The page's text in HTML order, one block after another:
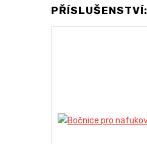
PŘÍSLUŠENSTVÍ: